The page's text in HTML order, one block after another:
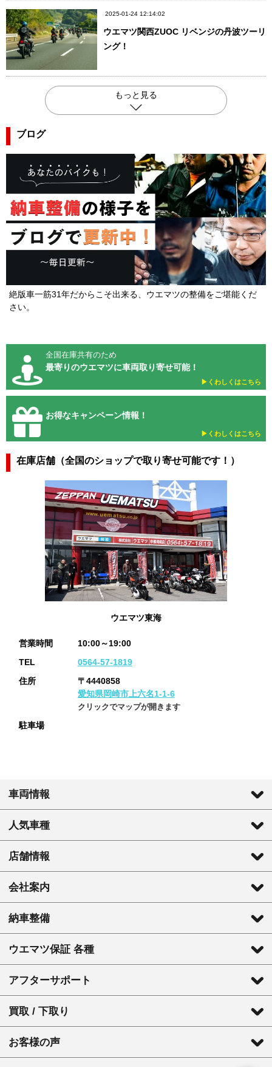
2025-01-24 12:14:02
ウエマツ関西ZUOC リベンジの丹波ツーリ
ング！
もっと見る
ブログ
絶版車一筋31年だからこそ出来る、ウエマツの整備をご堪能くだ
さい。
全国在庫共有のため
最寄りのウエマツに車両取り寄せ可能！
▶︎くわしくはこちら
お得なキャンペーン情報！
▶︎くわしくはこちら
在庫店舗（全国のショップで取り寄せ可能です！）
ウエマツ東海
営業時間
10:00～19:00
TEL
0564-57-1819
住所
〒4440858
愛知県岡崎市上六名1-1-6
クリックでマップが開きます
駐車場
車両情報
人気車種
店舗情報
会社案内
納車整備
ウエマツ保証 各種
アフターサポート
買取 / 下取り
お客様の声